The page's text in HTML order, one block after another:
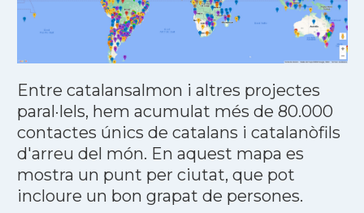
Entre catalansalmon i altres projectes
paral·lels, hem acumulat més de 80.000
contactes únics de catalans i catalanòfils
d'arreu del món. En aquest mapa es
mostra un punt per ciutat, que pot
incloure un bon grapat de persones.